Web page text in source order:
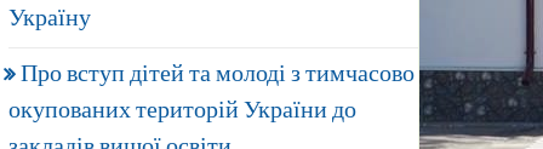
Україну
Про вступ дітей та молоді з тимчасово
окупованих територій України до